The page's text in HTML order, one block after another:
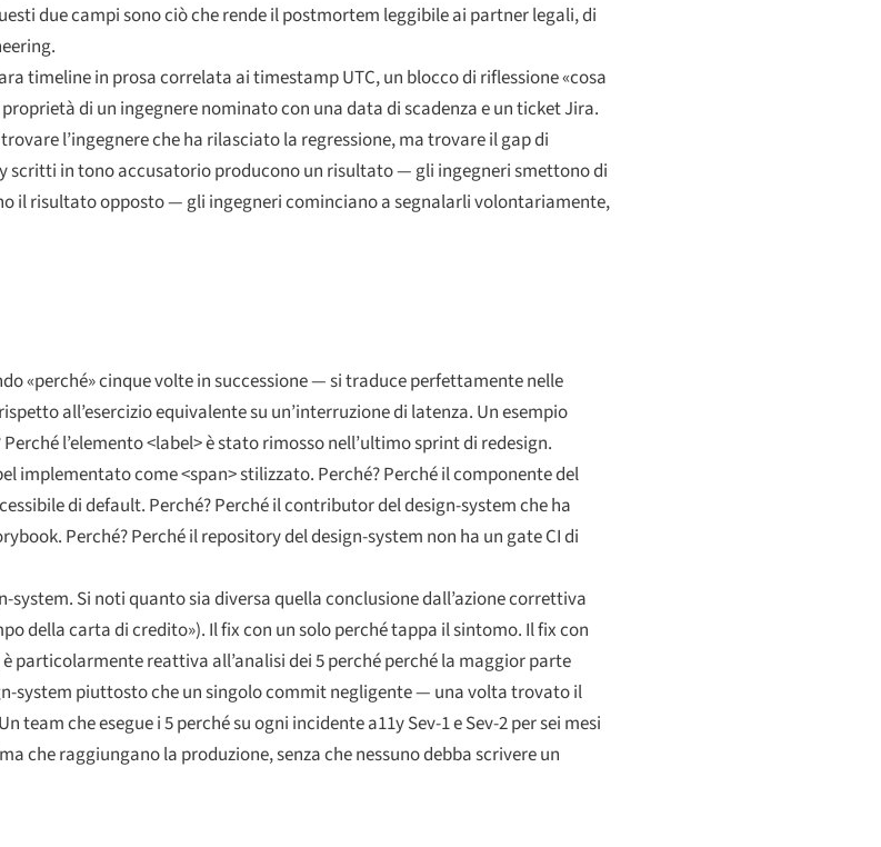
due campi sono ciò che rende il postmortem leggibile ai partner legali, di
timeline in prosa correlata ai timestamp UTC, un blocco di riflessione «cosa
di un ingegnere nominato con una data di scadenza e un ticket Jira.
l’ingegnere che ha rilasciato la regressione, ma trovare il gap di
scritti in tono accusatorio producono un risultato — gli ingegneri smettono di
il risultato opposto — gli ingegneri cominciano a segnalarli volontariamente,
«perché» cinque volte in successione — si traduce perfettamente nelle
all’esercizio equivalente su un’interruzione di latenza. Un esempio
l’elemento <label> è stato rimosso nell’ultimo sprint di redesign.
implementato come <span> stilizzato. Perché? Perché il componente del
di default. Perché? Perché il contributor del design-system che ha
Perché? Perché il repository del design-system non ha un gate CI di
Si noti quanto sia diversa quella conclusione dall’azione correttiva
della carta di credito»). Il fix con un solo perché tappa il sintomo. Il fix con
particolarmente reattiva all’analisi dei 5 perché perché la maggior parte
system piuttosto che un singolo commit negligente — una volta trovato il
che esegue i 5 perché su ogni incidente a11y Sev-1 e Sev-2 per sei mesi
che raggiungano la produzione, senza che nessuno debba scrivere un